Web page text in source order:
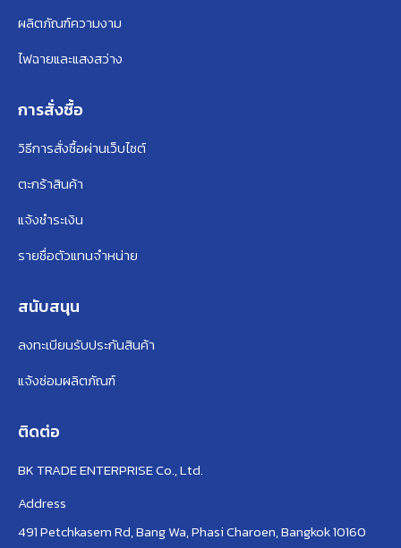
ผลิตภัณฑ์ความงาม
ไฟฉายและแสงสว่าง
การสั่งซื้อ
วิธีการสั่งซื้อผ่านเว็บไซต์
ตะกร้าสินค้า
แจ้งชำระเงิน
รายชื่อตัวแทนจำหน่าย
สนับสนุน
ลงทะเบียนรับประกันสินค้า
แจ้งซ่อมผลิตภัณฑ์
ติดต่อ
BK TRADE ENTERPRISE Co., Ltd.
Address
491 Petchkasem Rd, Bang Wa, Phasi Charoen, Bangkok 10160